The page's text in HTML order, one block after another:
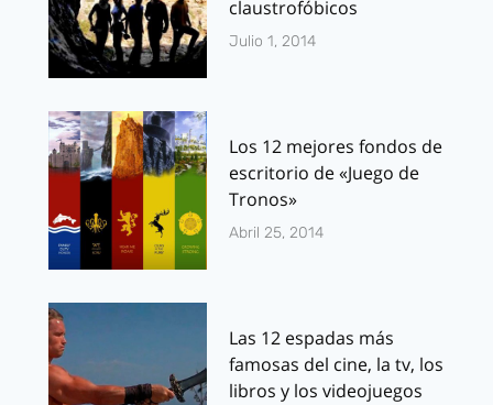
claustrofóbicos
Julio 1, 2014
Los 12 mejores fondos de
escritorio de «Juego de
Tronos»
Abril 25, 2014
Las 12 espadas más
famosas del cine, la tv, los
libros y los videojuegos